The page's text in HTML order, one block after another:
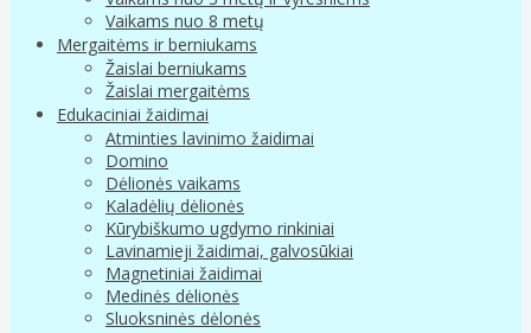
Vaikams nuo 8 metų
Mergaitėms ir berniukams
Žaislai berniukams
Žaislai mergaitėms
Edukaciniai žaidimai
Atminties lavinimo žaidimai
Domino
Dėlionės vaikams
Kaladėlių dėlionės
Kūrybiškumo ugdymo rinkiniai
Lavinamieji žaidimai, galvosūkiai
Magnetiniai žaidimai
Medinės dėlionės
Sluoksninės dėlonės